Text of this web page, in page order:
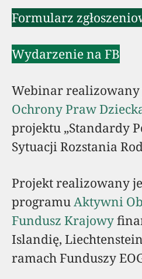
Formularz
Wydarzenie na FB
Webinar realizowany
Ochrony Praw
projektu „Standardy
Sytuacji Rozstania
Projekt realizowany
programuAktywni
Fundusz Krajowy
Islandię,
ramach Funduszy